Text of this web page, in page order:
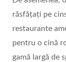
răsfățați pe
restaurante
pentru o cină
gamă largă de